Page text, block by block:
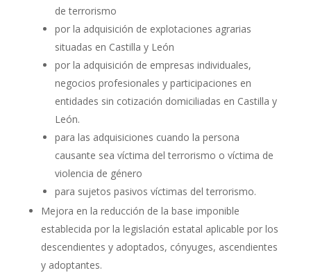
de terrorismo
por la adquisición de explotaciones agrarias
situadas en Castilla y León
por la adquisición de empresas individuales,
negocios profesionales y participaciones en
entidades sin cotización domiciliadas en Castilla y
León.
para las adquisiciones cuando la persona
causante sea víctima del terrorismo o víctima de
violencia de género
para sujetos pasivos víctimas del terrorismo.
Mejora en la reducción de la base imponible
establecida por la legislación estatal aplicable por los
descendientes y adoptados, cónyuges, ascendientes
y adoptantes.